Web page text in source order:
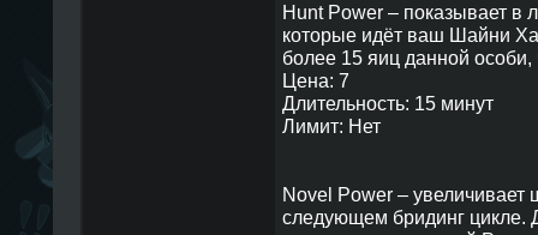
Hunt Power – показывает в
которые идёт ваш Шайни
более 15 яиц данной
Цена: 7
Длительность: 15 минут
Лимит: Нет
Novel Power – увеличивает
следующем бридинг цикле.